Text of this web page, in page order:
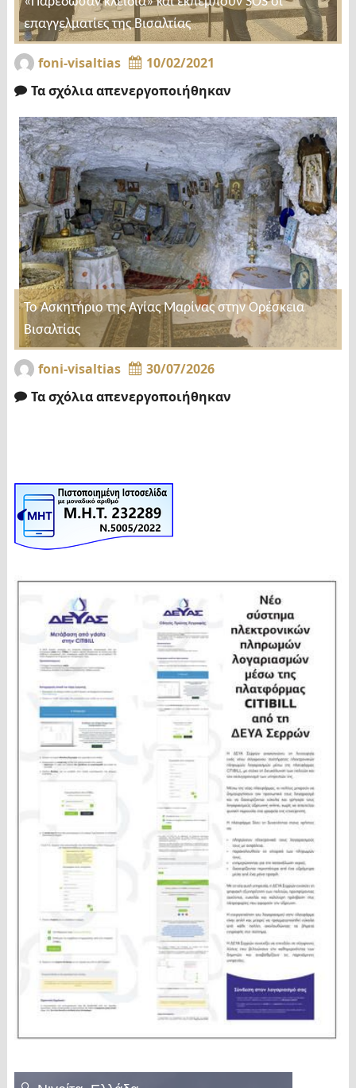
επαγγελματίες της Βισαλτίας
foni-visaltias
10/02/2021
Τα σχόλια απενεργοποιήθηκαν
Το Ασκητήριο της Αγίας Μαρίνας στην Ορέσκεια
Βισαλτίας
foni-visaltias
30/07/2026
Τα σχόλια απενεργοποιήθηκαν